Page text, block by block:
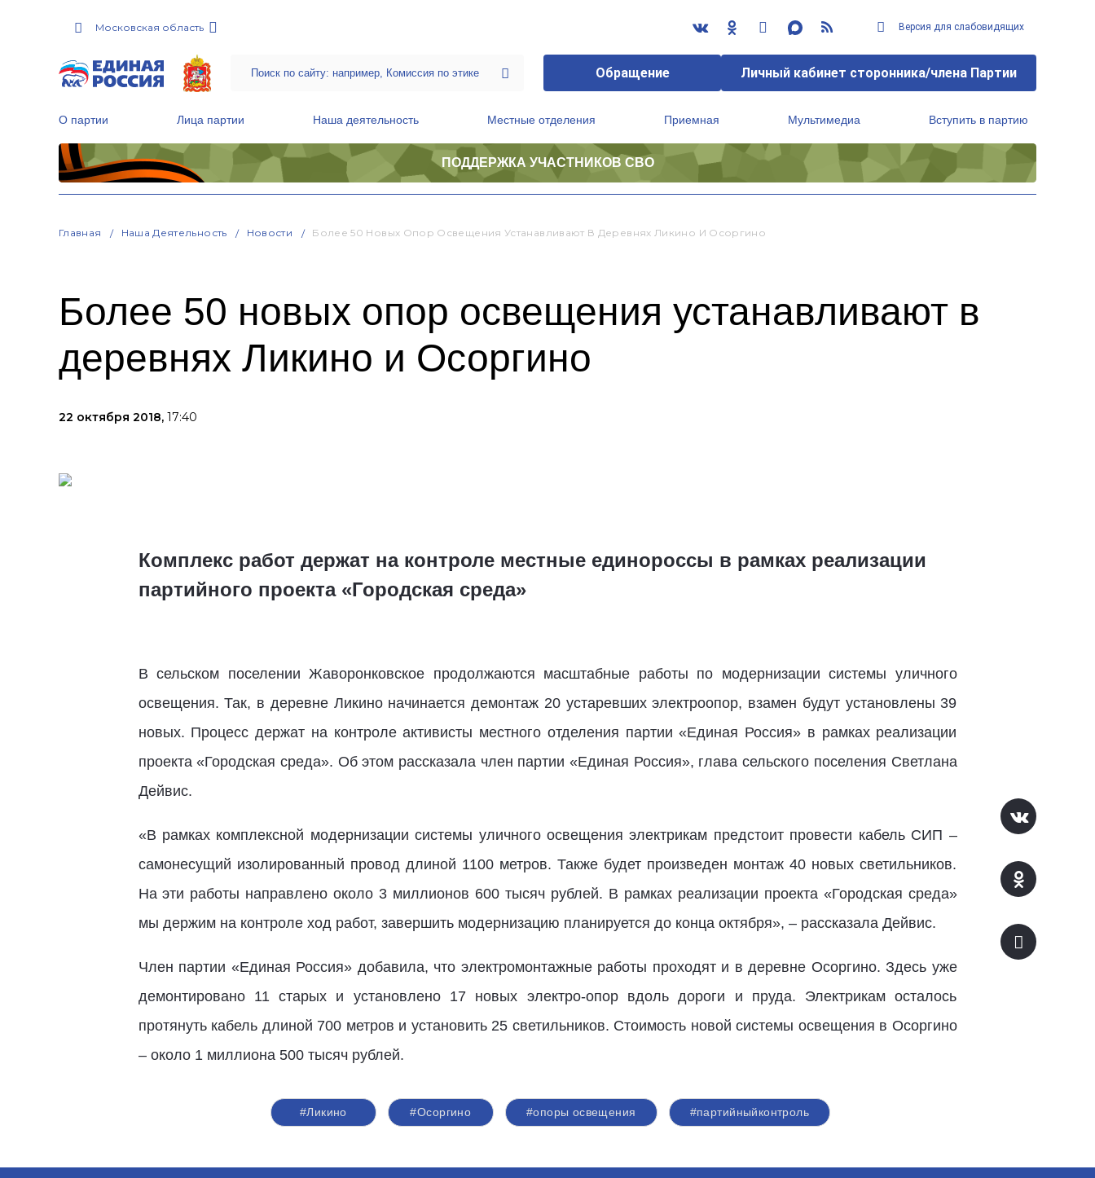
Московская область Версия для слабовидящих
Обращение Личный кабинет сторонника/члена Партии
О партии Лица партии Наша деятельность Местные отделения Приемная Мультимедиа Вступить в партию
ПОДДЕРЖКА УЧАСТНИКОВ СВО
Главная Наша Деятельность Новости Более 50 Новых Опор Освещения Устанавливают В Деревнях Ликино И Осоргино
Более 50 новых опор освещения устанавливают в
деревнях Ликино и Осоргино
22 октября 2018, 17:40
Комплекс работ держат на контроле местные единороссы в рамках реализации
партийного проекта «Городская среда»
В сельском поселении Жаворонковское продолжаются масштабные работы по модернизации системы уличного
освещения. Так, в деревне Ликино начинается демонтаж 20 устаревших электроопор, взамен будут установлены 39
новых. Процесс держат на контроле активисты местного отделения партии «Единая Россия» в рамках реализации
проекта «Городская среда». Об этом рассказала член партии «Единая Россия», глава сельского поселения Светлана
Дейвис.
«В рамках комплексной модернизации системы уличного освещения электрикам предстоит провести кабель СИП –
самонесущий изолированный провод длиной 1100 метров. Также будет произведен монтаж 40 новых светильников.
На эти работы направлено около 3 миллионов 600 тысяч рублей. В рамках реализации проекта «Городская среда»
мы держим на контроле ход работ, завершить модернизацию планируется до конца октября», – рассказала Дейвис.
Член партии «Единая Россия» добавила, что электромонтажные работы проходят и в деревне Осоргино. Здесь уже
демонтировано 11 старых и установлено 17 новых электро-опор вдоль дороги и пруда. Электрикам осталось
протянуть кабель длиной 700 метров и установить 25 светильников. Стоимость новой системы освещения в Осоргино
– около 1 миллиона 500 тысяч рублей.
#Ликино #Осоргино #опоры освещения #партийныйконтроль